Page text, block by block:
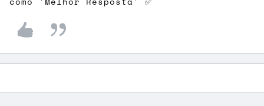
como 'Melhor Resposta' ✅